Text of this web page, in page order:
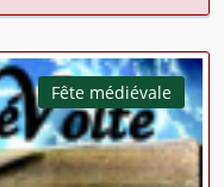
Fête médiévale